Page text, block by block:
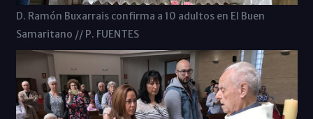
D. Ramón Buxarrais confirma a 10 adultos en El Buen
Samaritano // P. FUENTES